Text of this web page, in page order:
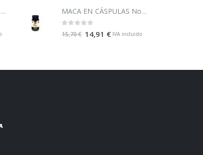
Berberina 500mg 60 caps naturmil MACA EN CÁSPULAS Novadiet
15,70€ 14,91 € IVA incluido